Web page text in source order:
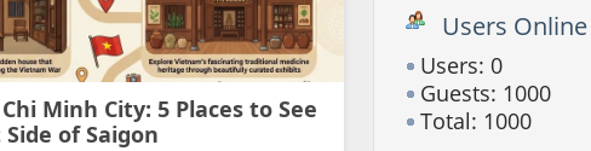
Users Online
Users: 0
Guests: 1000
Total: 1000
Minh City: 5 Places to See
of Saigon